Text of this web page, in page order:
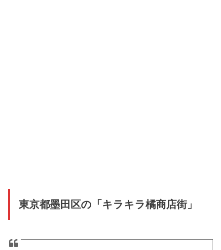
東京都墨田区の「キラキラ橘商店街」